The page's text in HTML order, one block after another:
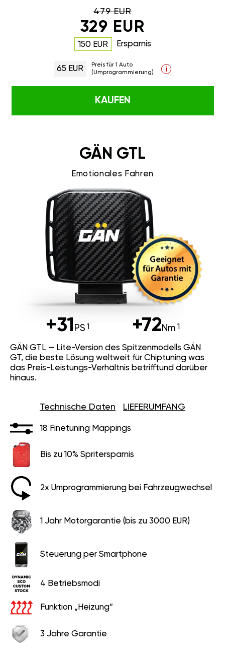
479 EUR
329 EUR
150 EUR Ersparnis
65 EUR
Preis für 1 Auto
(Umprogrammierung)
i
KAUFEN
GÄN GTL
Emotionales Fahren
+31 PS +72Nm
GÄN GTL — Lite-Version des Spitzenmodells GÄN
GT, die beste Lösung weltweit für Chiptuning was
das Preis-Leistungs-Verhältnis betrifftund darüber
hinaus.
Technische Daten LIEFERUMFANG
18 Finetuning Mappings
Bis zu 10% Spritersparnis
2x Umprogrammierung bei Fahrzeugwechsel
1 Jahr Motorgarantie (bis zu 3000 EUR)
Steuerung per Smartphone
4 Betriebsmodi
Funktion „Heizung“
3 Jahre Garantie